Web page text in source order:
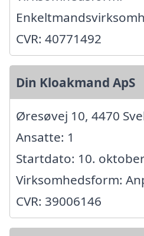
CVR: 40771492
Din Kloakmand ApS
Øresøvej 10, 4470
Ansatte: 1
Startdato: 10.
Virksomhedsform:
CVR: 39006146